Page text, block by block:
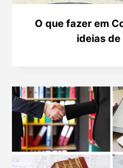
O que fazer em
ideias de